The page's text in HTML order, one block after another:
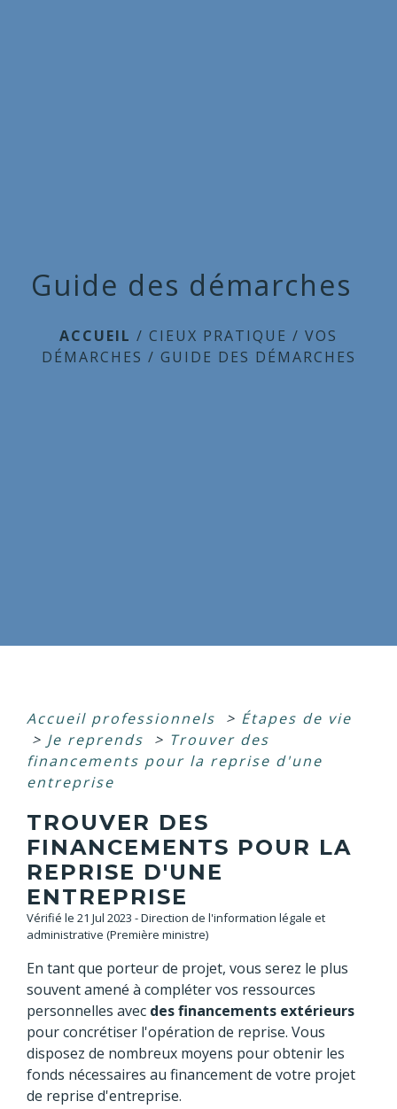
Guide des démarches
ACCUEIL / CIEUX PRATIQUE / VOS
DÉMARCHES / GUIDE DES DÉMARCHES
Accueil professionnels > Étapes de vie
> Je reprends > Trouver des
financements pour la reprise d'une
entreprise
TROUVER DES
FINANCEMENTS POUR LA
REPRISE D'UNE
ENTREPRISE
Vérifié le 21 Jul 2023 - Direction de l'information légale et
administrative (Première ministre)
En tant que porteur de projet, vous serez le plus
souvent amené à compléter vos ressources
personnelles avec des financements extérieurs
pour concrétiser l'opération de reprise. Vous
disposez de nombreux moyens pour obtenir les
fonds nécessaires au financement de votre projet
de reprise d'entreprise.